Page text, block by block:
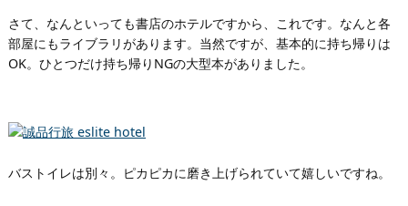
さて、なんといっても書店のホテルですから、これです。なんと各
部屋にもライブラリがあります。当然ですが、基本的に持ち帰りは
OK。ひとつだけ持ち帰りNGの大型本がありました。
バストイレは別々。ピカピカに磨き上げられていて嬉しいですね。